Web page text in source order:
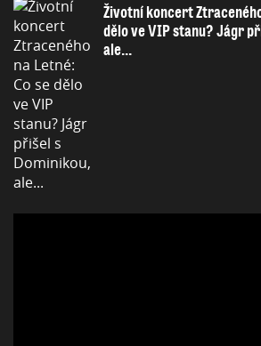
Životní koncert
dělo ve VIP stanu? Jágr
ale...